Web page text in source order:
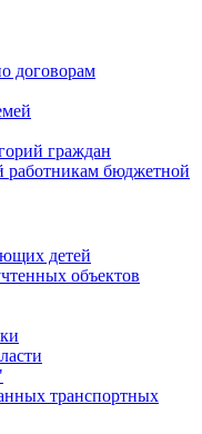
договорам
граждан
бюджетной
детей
объектов
транспортных